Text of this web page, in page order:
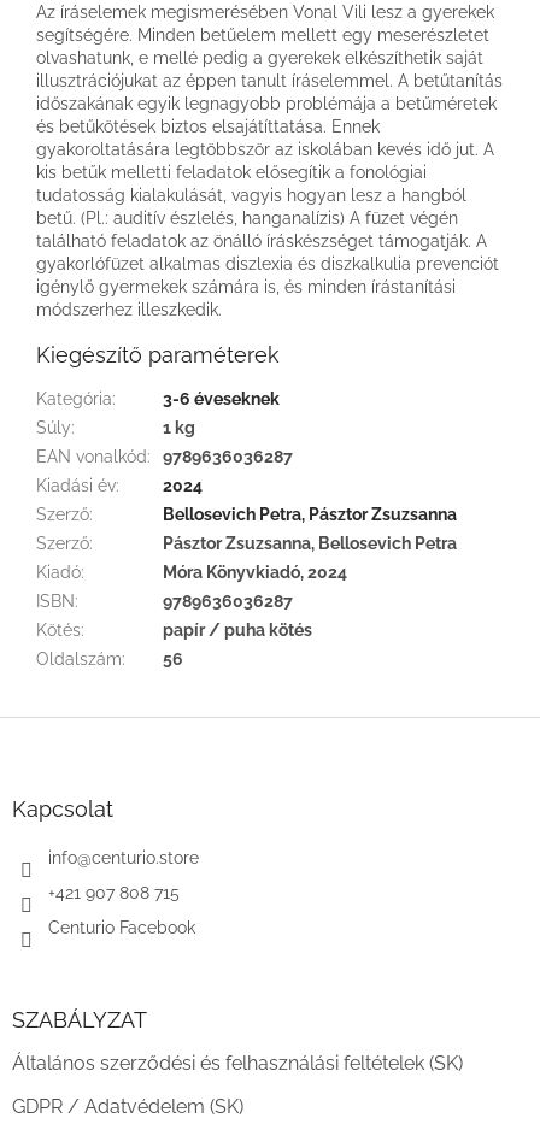
Az íráselemek megismerésében Vonal Vili lesz a gyerekek
segítségére. Minden betűelem mellett egy meserészletet
olvashatunk, e mellé pedig a gyerekek elkészíthetik saját
illusztrációjukat az éppen tanult íráselemmel. A betűtanítás
időszakának egyik legnagyobb problémája a betűméretek
és betűkötések biztos elsajátíttatása. Ennek
gyakoroltatására legtöbbször az iskolában kevés idő jut. A
kis betűk melletti feladatok elősegítik a fonológiai
tudatosság kialakulását, vagyis hogyan lesz a hangból
betű. (Pl.: auditív észlelés, hanganalízis) A füzet végén
található feladatok az önálló íráskészséget támogatják. A
gyakorlófüzet alkalmas diszlexia és diszkalkulia prevenciót
igénylő gyermekek számára is, és minden írástanítási
módszerhez illeszkedik.
Kiegészítő paraméterek
Kategória:
3-6 éveseknek
Súly:
1 kg
EAN vonalkód:
9789636036287
Kiadási év:
2024
Szerző:
Bellosevich Petra, Pásztor Zsuzsanna
Szerző:
Pásztor Zsuzsanna, Bellosevich Petra
Kiadó:
Móra Könyvkiadó, 2024
ISBN:
9789636036287
Kötés:
papír / puha kötés
Oldalszám: 56
Kapcsolat
info@centurio.store
+421 907 808 715
Centurio Facebook
SZABÁLYZAT
Általános szerződési és felhasználási feltételek (SK)
GDPR / Adatvédelem (SK)